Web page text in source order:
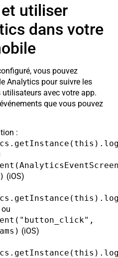
utiliser
dans votre
vous pouvez
Analytics pour suivre les
avec votre app.
que vous pouvez
:
(iOS)
(iOS)